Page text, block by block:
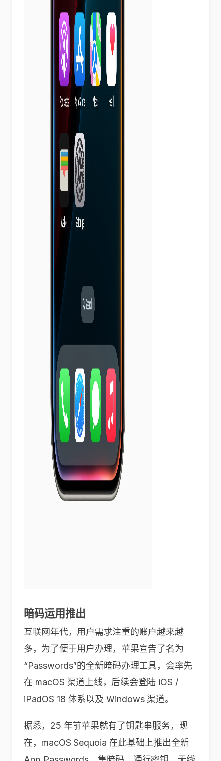
暗码运用推出
互联网年代，用户需求注重的账户越来越
多，为了便于用户办理，苹果宣告了名为
“Passwords”的全新暗码办理工具，会率先
在 macOS 渠道上线，后续会登陆 iOS /
iPadOS 18 体系以及 Windows 渠道。
据悉，25 年前苹果就有了钥匙串服务，现
在，macOS Sequoia 在此基础上推出全新